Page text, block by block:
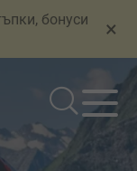
бонуси
×